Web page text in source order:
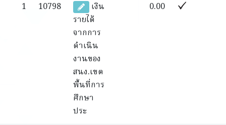
1
10798
เงิน
รายได้
จากการ
ดำเนิน
งานของ
สนง.เขต
พื้นที่การ
ศึกษา
ประ
0.00